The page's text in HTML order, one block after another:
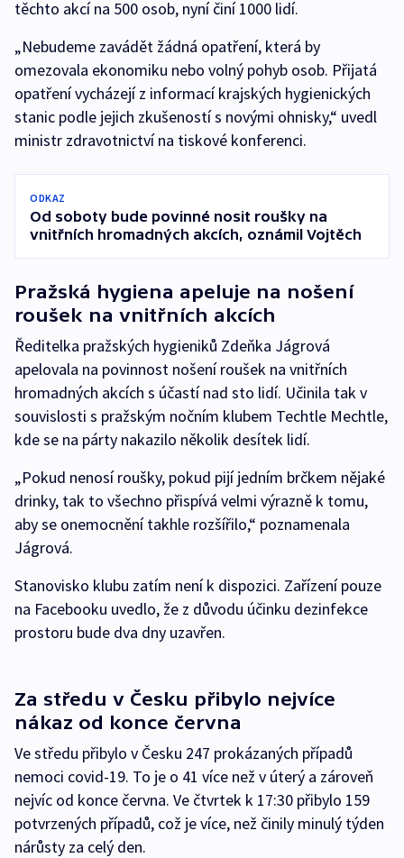
těchto akcí na 500 osob, nyní činí 1000 lidí.
„Nebudeme zavádět žádná opatření, která by
omezovala ekonomiku nebo volný pohyb osob. Přijatá
opatření vycházejí z informací krajských hygienických
stanic podle jejich zkušeností s novými ohnisky,“ uvedl
ministr zdravotnictví na tiskové konferenci.
ODKAZ
Od soboty bude povinné nosit roušky na
vnitřních hromadných akcích, oznámil Vojtěch
Pražská hygiena apeluje na nošení
roušek na vnitřních akcích
Ředitelka pražských hygieniků Zdeňka Jágrová
apelovala na povinnost nošení roušek na vnitřních
hromadných akcích s účastí nad sto lidí. Učinila tak v
souvislosti s pražským nočním klubem Techtle Mechtle,
kde se na párty nakazilo několik desítek lidí.
„Pokud nenosí roušky, pokud pijí jedním brčkem nějaké
drinky, tak to všechno přispívá velmi výrazně k tomu,
aby se onemocnění takhle rozšířilo,“ poznamenala
Jágrová.
Stanovisko klubu zatím není k dispozici. Zařízení pouze
na Facebooku uvedlo, že z důvodu účinku dezinfekce
prostoru bude dva dny uzavřen.
Za středu v Česku přibylo nejvíce
nákaz od konce června
Ve středu přibylo v Česku 247 prokázaných případů
nemoci covid-19. To je o 41 více než v úterý a zároveň
nejvíc od konce června. Ve čtvrtek k 17:30 přibylo 159
potvrzených případů, což je více, než činily minulý týden
nárůsty za celý den.